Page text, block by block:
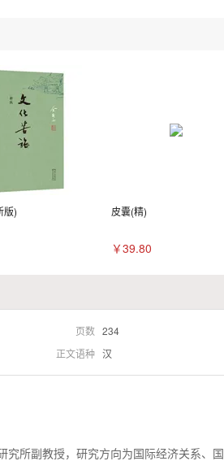
版) 皮囊(精)
￥39.80
页数 234
正文语种 汉
究所副教授，研究方向为国际经济关系、国